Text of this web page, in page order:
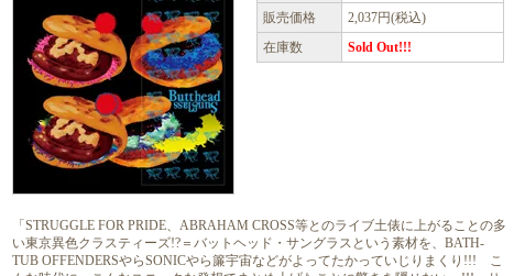
販売価格
2,037円(税込)
在庫数
Sold Out!!!
「STRUGGLE FOR PRIDE、ABRAHAM CROSS等とのライブ土俵に上がることの多
い東京異色クラスティーズ!?＝バットヘッド・サングラスという素材を、BATH-
TUB OFFENDERSやらSONICやら簾宇宙などがよってたかっていじりまくり!!! こ